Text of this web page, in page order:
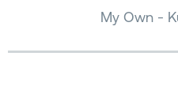
My Own -